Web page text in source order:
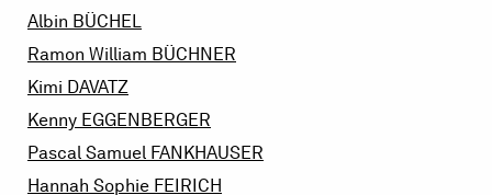
Albin BÜCHEL
Ramon William BÜCHNER
Kimi DAVATZ
Kenny EGGENBERGER
Pascal Samuel FANKHAUSER
Hannah Sophie FEIRICH